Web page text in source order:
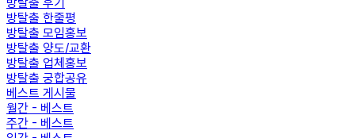
방탈출 한줄평
방탈출 모임홍보
방탈출 양도/교환
방탈출 업체홍보
방탈출 궁합공유
베스트 게시물
월간 - 베스트
주간 - 베스트